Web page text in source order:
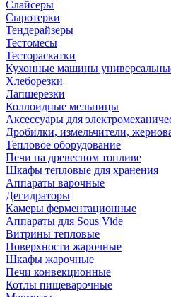
Слайсеры
Сыротерки
Тендерайзеры
Тестомесы
Тестораскатки
Кухонные машины
Хлеборезки
Лапшерезки
Коллоидные мельницы
Аксессуары для
Дробилки, измельчители,
Тепловое оборудование
Печи на древесном топливе
Шкафы тепловые для хранения
Аппараты варочные
Дегидраторы
Камеры ферментационные
Аппараты для Sous Vide
Витрины тепловые
Поверхности жарочные
Шкафы жарочные
Печи конвекционные
Котлы пищеварочные